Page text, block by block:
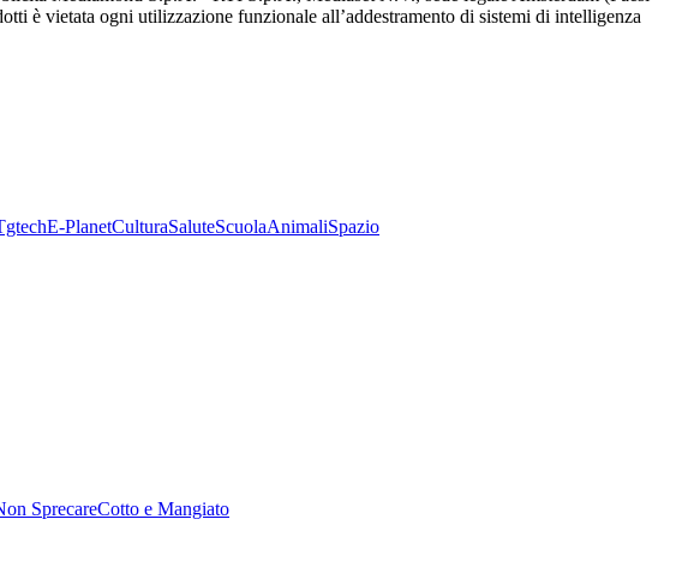
è vietata ogni utilizzazione funzionale all’addestramento di sistemi di intelligenza
E-PlanetCulturaSaluteScuolaAnimaliSpazio
SprecareCotto e Mangiato